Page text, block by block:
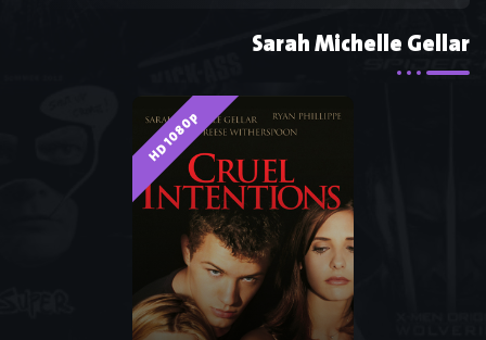
Sarah Michelle Gellar
HD 1080p